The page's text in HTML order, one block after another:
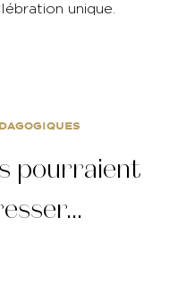
unique.
pourraient